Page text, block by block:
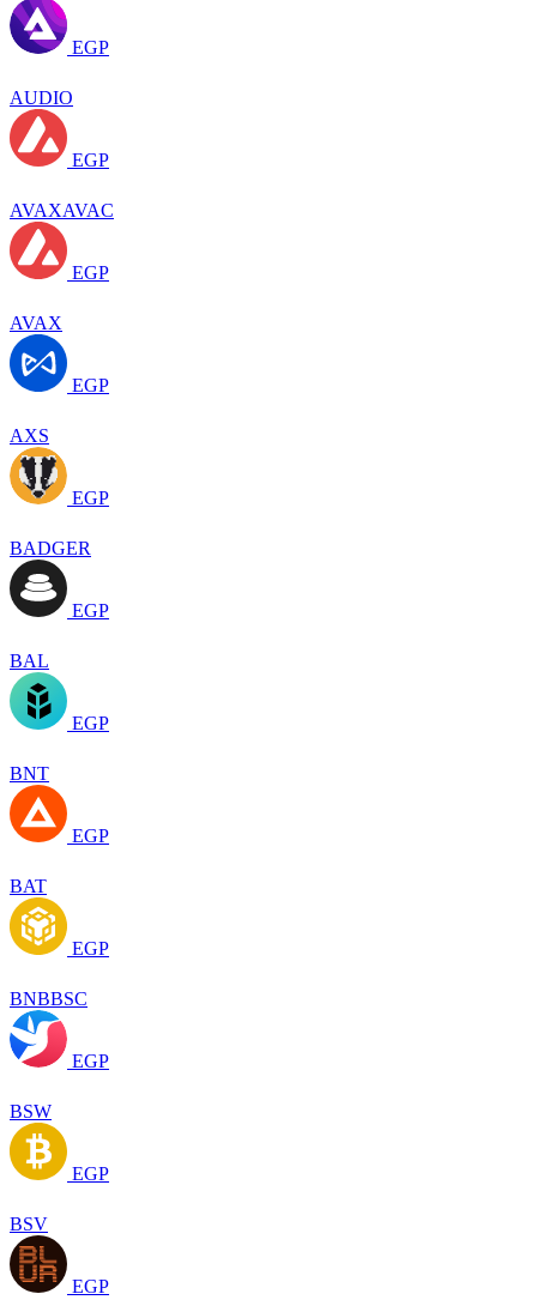
EGP
AUDIO
EGP
AVAXAVAC
EGP
AVAX
EGP
AXS
EGP
BADGER
EGP
BAL
EGP
BNT
EGP
BAT
EGP
BNBBSC
EGP
BSW
EGP
BSV
EGP